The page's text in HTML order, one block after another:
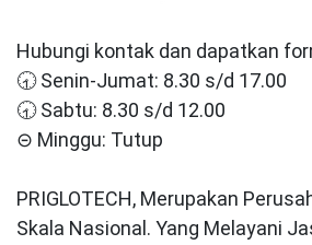
Hubungi kontak dan dapatkan
🕣 Senin-Jumat: 8.30 s/d 17.00
🕣 Sabtu: 8.30 s/d 12.00
⊝ Minggu: Tutup
PRIGLOTECH, Merupakan
Skala Nasional. Yang Melayani